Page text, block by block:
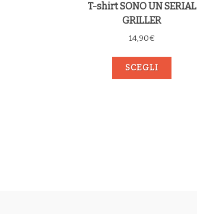
T-shirt SONO UN SERIAL
GRILLER
14,90€
SCEGLI